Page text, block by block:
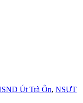
Út Trà Ôn, NSƯT